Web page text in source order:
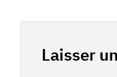
Laisser